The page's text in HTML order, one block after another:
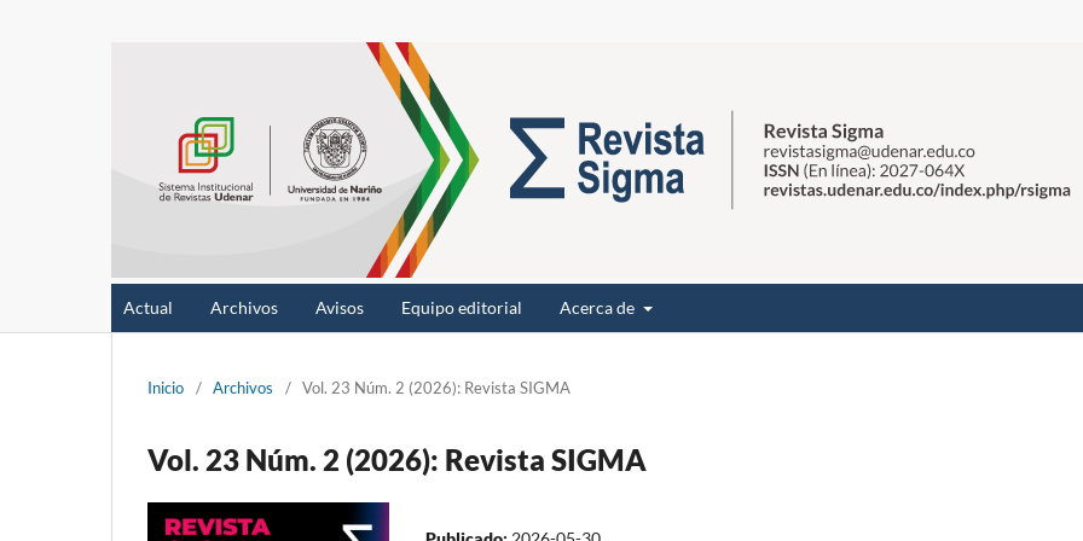
Actual Archivos Avisos Equipo editorial Acerca de
Inicio / Archivos / Vol. 23 Núm. 2 (2026): Revista SIGMA
Vol. 23 Núm. 2 (2026): Revista SIGMA